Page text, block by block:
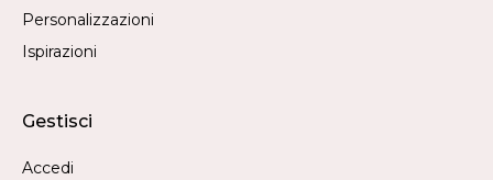
Personalizzazioni
Ispirazioni
Gestisci
Accedi